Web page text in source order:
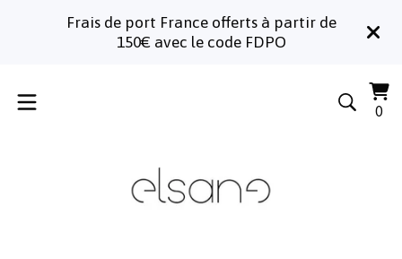
Frais de port France offerts à partir de
150€ avec le code FDPO
0